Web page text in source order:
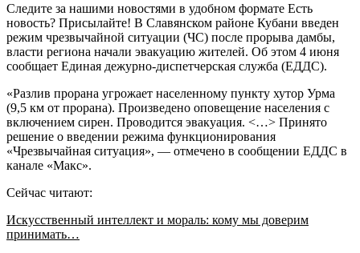
Следите за нашими новостями в удобном формате Есть
новость? Присылайте! В Cлавянском районе Кубани введен
режим чрезвычайной ситуации (ЧС) после прорыва дамбы,
власти региона начали эвакуацию жителей. Об этом 4 июня
сообщает Единая дежурно-диспетчерская служба (ЕДДС).
«Разлив прорана угрожает населенному пункту хутор Урма
(9,5 км от прорана). Произведено оповещение населения с
включением сирен. Проводится эвакуация. <…> Принято
решение о введении режима функционирования
«Чрезвычайная ситуация», — отмечено в сообщении ЕДДС в
канале «Макс».
Сейчас читают:
Искусственный интеллект и мораль: кому мы доверим
принимать…